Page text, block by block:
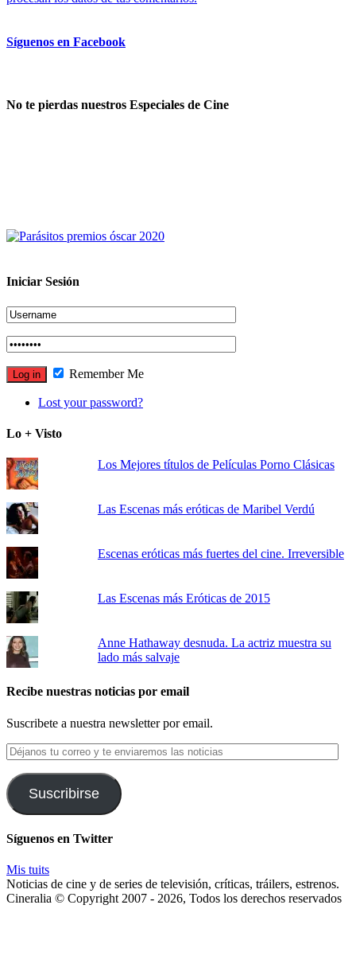
Síguenos en Facebook
No te pierdas nuestros Especiales de Cine
Iniciar Sesión
Remember Me
Lost your password?
Lo + Visto
Los Mejores títulos de Películas Porno Clásicas
Las Escenas más eróticas de Maribel Verdú
Escenas eróticas más fuertes del cine. Irreversible
Las Escenas más Eróticas de 2015
Anne Hathaway desnuda. La actriz muestra su
lado más salvaje
Recibe nuestras noticias por email
Suscribete a nuestra newsletter por email.
Déjanos
tu
correo
y
te
las
noticias
Suscribirse
Síguenos en Twitter
Mis tuits
Noticias de cine y de series de televisión, críticas, tráilers, estrenos.
Cineralia © Copyright 2007 - 2026, Todos los derechos reservados